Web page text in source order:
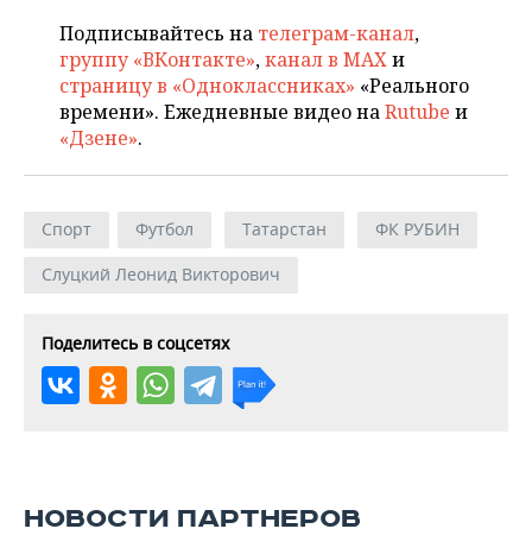
Подписывайтесь на телеграм-канал,
группу «ВКонтакте»,канал в MAXи
страницу в «Одноклассниках» «Реального
времени». Ежедневные видео наRutube и
«Дзене».
Спорт Футбол Татарстан
ФК РУБИН
Слуцкий Леонид Викторович
Поделитесь в соцсетях
НОВОСТИ ПАРТНЕРОВ